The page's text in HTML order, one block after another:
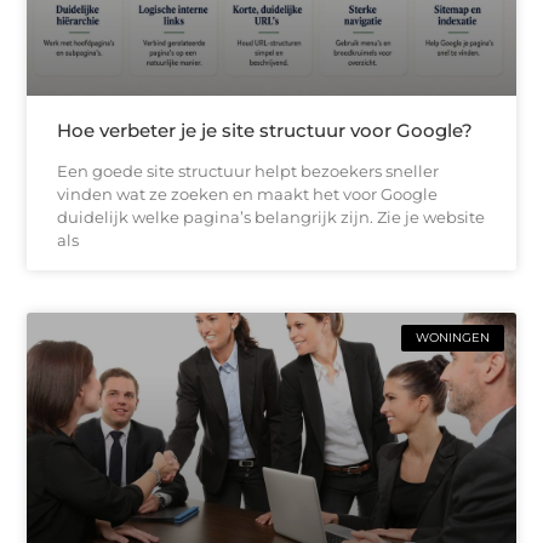
Hoe verbeter je je site structuur voor Google?
Een goede site structuur helpt bezoekers sneller
vinden wat ze zoeken en maakt het voor Google
duidelijk welke pagina’s belangrijk zijn. Zie je website
als
WONINGEN